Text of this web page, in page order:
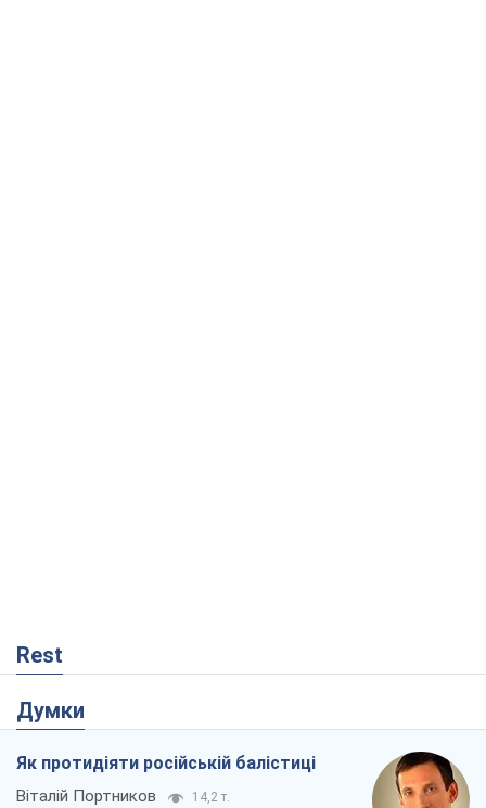
Rest
Думки
Як протидіяти російській балістиці
Віталій Портников 14,2 т.